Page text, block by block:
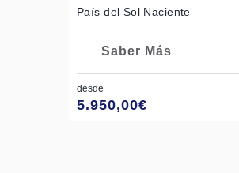
País del Sol Naciente
Saber Más
desde
5.950,00€